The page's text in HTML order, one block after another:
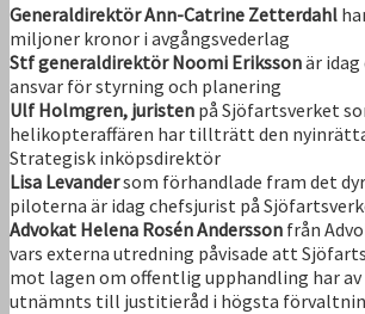
Generaldirektör Ann-Catrine Zetterdahl
miljoner kronor i avgångsvederlag
Stf generaldirektör Noomi Erikssonär
ansvar för styrning och planering
Ulf Holmgren, juristen på Sjöfartsverket
helikopteraffären har tillträtt den
Strategisk inköpsdirektör
Lisa Levandersom förhandlade fram det
piloterna är idag chefsjurist på
Advokat Helena Rosén Andersson från
vars externa utredning påvisade att
mot lagen om offentlig upphandling har
utnämnts till justitieråd i högsta